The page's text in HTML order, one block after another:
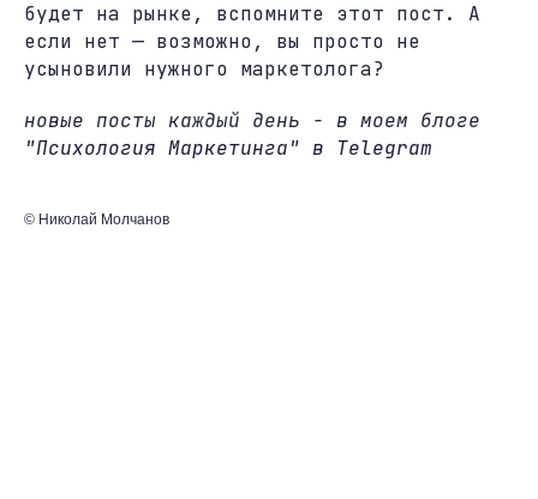
будет на рынке, вспомните этот пост. А
если нет — возможно, вы просто не
усыновили нужного маркетолога?
новые посты каждый день - в моем блоге
"Психология Маркетинга" в Telegram
© Николай Молчанов